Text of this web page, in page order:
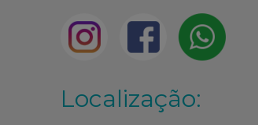
Localização: